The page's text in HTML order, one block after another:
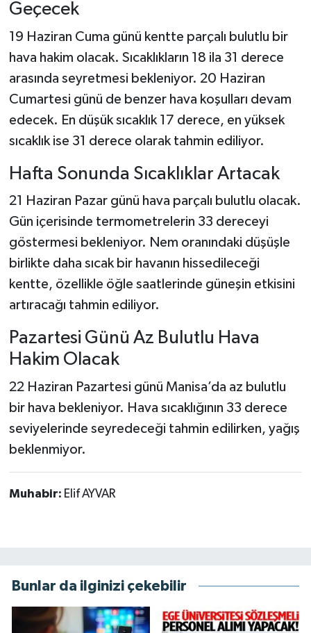
Geçecek
19 Haziran Cuma günü kentte parçalı bulutlu bir
hava hakim olacak. Sıcaklıkların 18 ila 31 derece
arasında seyretmesi bekleniyor. 20 Haziran
Cumartesi günü de benzer hava koşulları devam
edecek. En düşük sıcaklık 17 derece, en yüksek
sıcaklık ise 31 derece olarak tahmin ediliyor.
Hafta Sonunda Sıcaklıklar Artacak
21 Haziran Pazar günü hava parçalı bulutlu olacak.
Gün içerisinde termometrelerin 33 dereceyi
göstermesi bekleniyor. Nem oranındaki düşüşle
birlikte daha sıcak bir havanın hissedileceği
kentte, özellikle öğle saatlerinde güneşin etkisini
artıracağı tahmin ediliyor.
Pazartesi Günü Az Bulutlu Hava
Hakim Olacak
22 Haziran Pazartesi günü Manisa’da az bulutlu
bir hava bekleniyor. Hava sıcaklığının 33 derece
seviyelerinde seyredeceği tahmin edilirken, yağış
beklenmiyor.
Muhabir: Elif AYVAR
Bunlar da ilginizi çekebilir